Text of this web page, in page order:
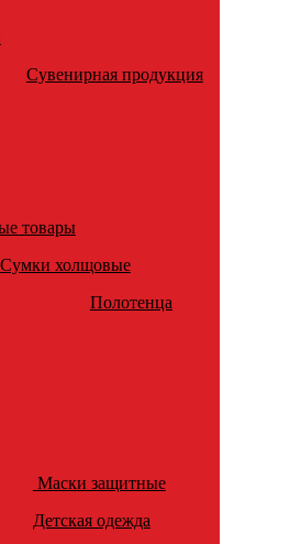
Сувенирная продукция
товары
Сумки холщовые
Полотенца
Маски защитные
Детская одежда